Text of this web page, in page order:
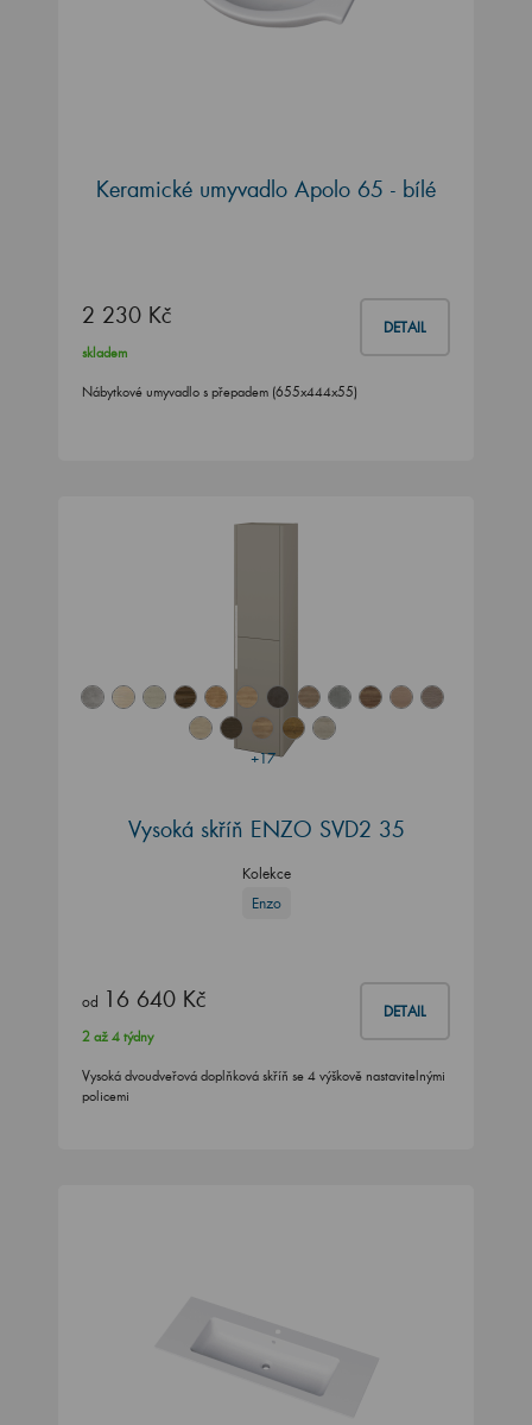
Keramické umyvadlo Apolo 65 - bílé
2 230 Kč DETAIL
skladem
Nábytkové umyvadlo s přepadem (655x444x55)
+17
Vysoká skříň ENZO SVD2 35
Kolekce
Enzo
od 16 640 Kč DETAIL
2 až 4 týdny
Vysoká dvoudveřová doplňková skříň se 4 výškově nastavitelnými
policemi